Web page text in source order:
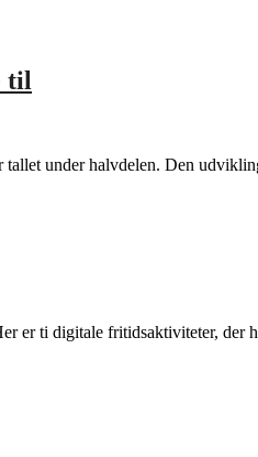
til
under halvdelen. Den
ti digitale fritidsaktiviteter, der